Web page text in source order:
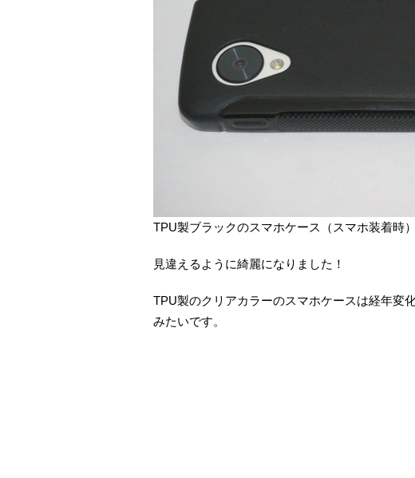
TPU製ブラックのスマホケース（スマホ装着時）
見違えるように綺麗になりました！
TPU製のクリアカラーのスマホケースは経年変
みたいです。